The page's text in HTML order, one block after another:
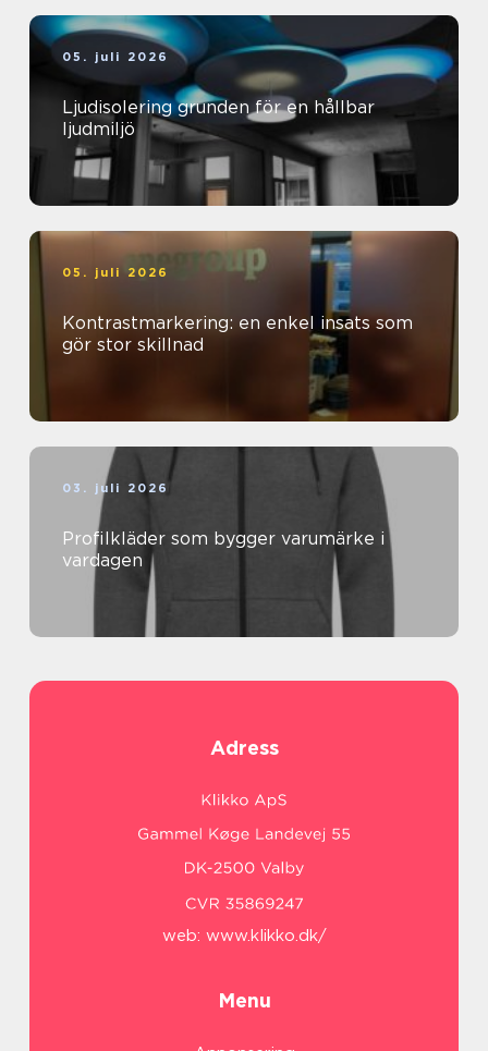
05. juli 2026
Ljudisolering grunden för en hållbar
ljudmiljö
05. juli 2026
Kontrastmarkering: en enkel insats som
gör stor skillnad
03. juli 2026
Profilkläder som bygger varumärke i
vardagen
Adress
web: www.klikko.dk/
Menu